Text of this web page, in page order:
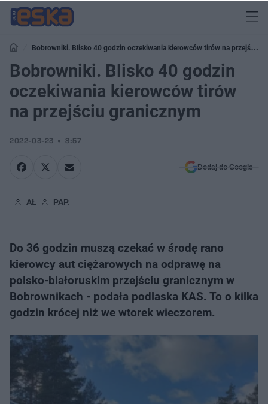
Bobrowniki. Blisko 40 godzin oczekiwania kierowców tirów na przejściu
granicznym
Bobrowniki. Blisko 40 godzin
oczekiwania kierowców tirów
na przejściu granicznym
2022-03-23 8:57
Dodaj do Google
AŁ PAP.
Do 36 godzin muszą czekać w środę rano
kierowcy aut ciężarowych na odprawę na
polsko-białoruskim przejściu granicznym w
Bobrownikach - podała podlaska KAS. To o kilka
godzin krócej niż we wtorek wieczorem.